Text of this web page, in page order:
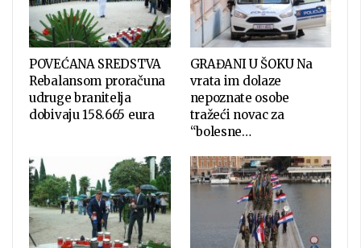
POVEĆANA SREDSTVA
Rebalansom proračuna
udruge branitelja
dobivaju 158.665 eura
GRAĐANI U ŠOKU Na
vrata im dolaze
nepoznate osobe
tražeći novac za
“bolesne…